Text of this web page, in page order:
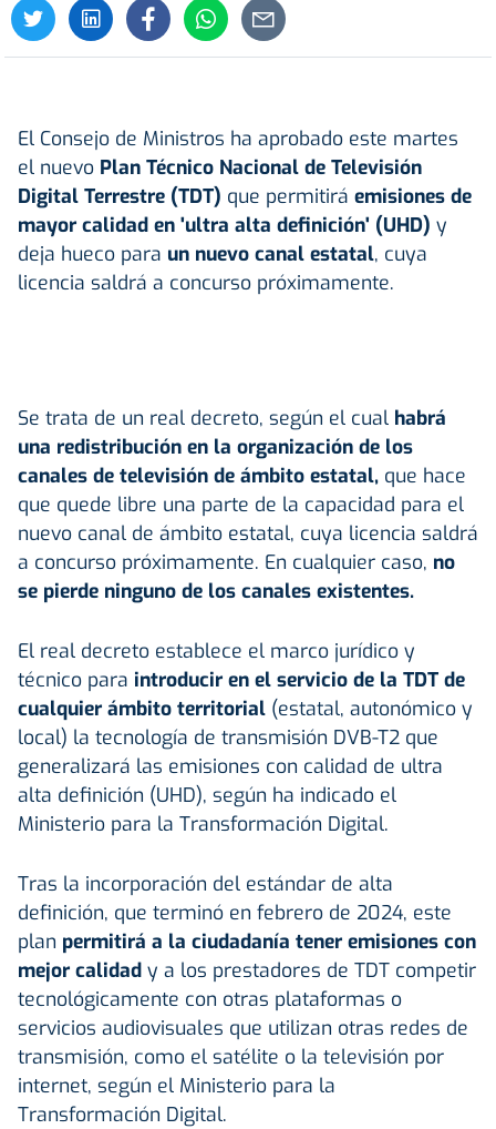
El Consejo de Ministros ha aprobado este martes
el nuevo Plan Técnico Nacional de Televisión
Digital Terrestre (TDT) que permitirá emisiones de
mayor calidad en 'ultra alta definición' (UHD) y
deja hueco para un nuevo canal estatal, cuya
licencia saldrá a concurso próximamente.
Se trata de un real decreto, según el cual habrá
una redistribución en la organización de los
canales de televisión de ámbito estatal, que hace
que quede libre una parte de la capacidad para el
nuevo canal de ámbito estatal, cuya licencia saldrá
a concurso próximamente. En cualquier caso, no
se pierde ninguno de los canales existentes.
El real decreto establece el marco jurídico y
técnico para introducir en el servicio de la TDT de
cualquier ámbito territorial (estatal, autonómico y
local) la tecnología de transmisión DVB-T2 que
generalizará las emisiones con calidad de ultra
alta definición (UHD), según ha indicado el
Ministerio para la Transformación Digital.
Tras la incorporación del estándar de alta
definición, que terminó en febrero de 2024, este
plan permitirá a la ciudadanía tener emisiones con
mejor calidad y a los prestadores de TDT competir
tecnológicamente con otras plataformas o
servicios audiovisuales que utilizan otras redes de
transmisión, como el satélite o la televisión por
internet, según el Ministerio para la
Transformación Digital.